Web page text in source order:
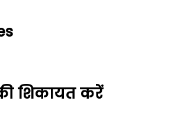
शिकायत करें